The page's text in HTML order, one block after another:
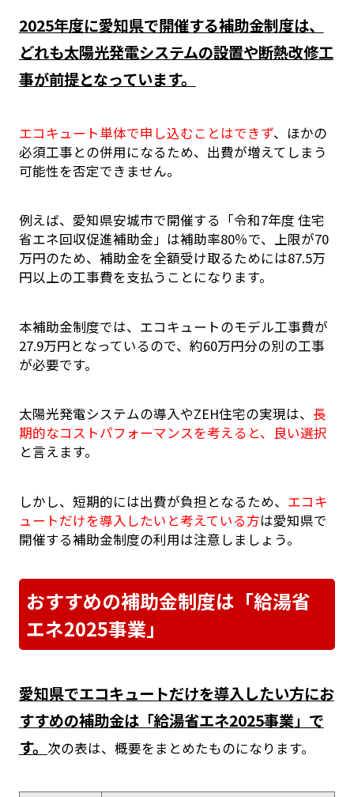
2025年度に愛知県で開催する補助金制度は、
どれも太陽光発電システムの設置や断熱改修工
事が前提となっています。
エコキュート単体で申し込むことはできず、ほかの
必須工事との併用になるため、出費が増えてしまう
可能性を否定できません。
例えば、愛知県安城市で開催する「令和7年度 住宅
省エネ回収促進補助金」は補助率80％で、上限が70
万円のため、補助金を全額受け取るためには87.5万
円以上の工事費を支払うことになります。
本補助金制度では、エコキュートのモデル工事費が
27.9万円となっているので、約60万円分の別の工事
が必要です。
太陽光発電システムの導入やZEH住宅の実現は、 長
期的なコストパフォーマンスを考えると、良い選択
と言えます。
しかし、短期的には出費が負担となるため、 エコキ
ュートだけを導入したいと考えている方は愛知県で
開催する補助金制度の利用は注意しましょう。
おすすめの補助金制度は「給湯省
エネ2025事業」
愛知県でエコキュートだけを導入したい方にお
すすめの補助金は「給湯省エネ2025事業」で
す。 次の表は、概要をまとめたものになります。